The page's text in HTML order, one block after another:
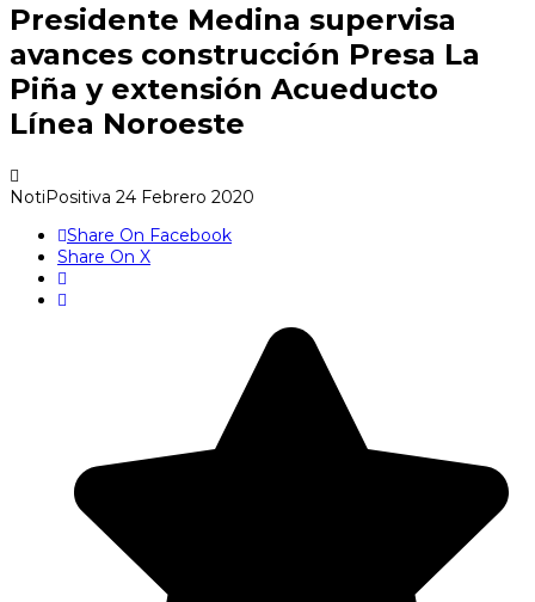
Presidente Medina supervisa
avances construcción Presa La
Piña y extensión Acueducto
Línea Noroeste
NotiPositiva 24 Febrero 2020
Share On Facebook
Share On X